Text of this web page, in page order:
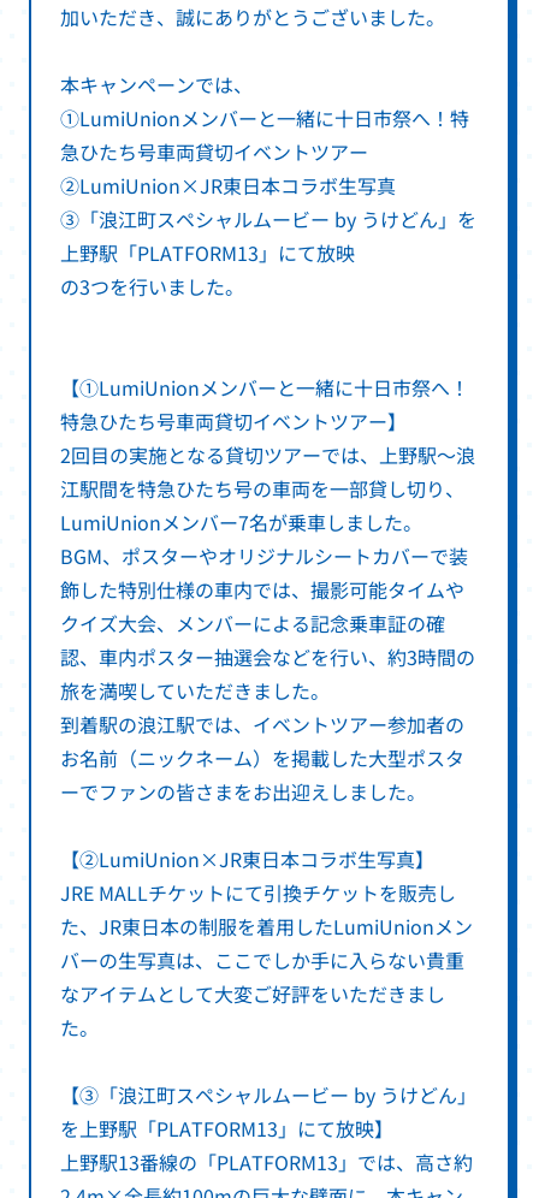
加いただき、誠にありがとうございました。
本キャンペーンでは、
①LumiUnionメンバーと一緒に十日市祭へ！特
急ひたち号車両貸切イベントツアー
②LumiUnion×JR東日本コラボ生写真
③「浪江町スペシャルムービー by うけどん」を
上野駅「PLATFORM13」にて放映
の3つを行いました。
【①LumiUnionメンバーと一緒に十日市祭へ！
特急ひたち号車両貸切イベントツアー】
2回目の実施となる貸切ツアーでは、上野駅～浪
江駅間を特急ひたち号の車両を一部貸し切り、
LumiUnionメンバー7名が乗車しました。
BGM、ポスターやオリジナルシートカバーで装
飾した特別仕様の車内では、撮影可能タイムや
クイズ大会、メンバーによる記念乗車証の確
認、車内ポスター抽選会などを行い、約3時間の
旅を満喫していただきました。
到着駅の浪江駅では、イベントツアー参加者の
お名前（ニックネーム）を掲載した大型ポスタ
ーでファンの皆さまをお出迎えしました。
【②LumiUnion×JR東日本コラボ生写真】
JRE MALLチケットにて引換チケットを販売し
た、JR東日本の制服を着用したLumiUnionメン
バーの生写真は、ここでしか手に入らない貴重
なアイテムとして大変ご好評をいただきまし
た。
【③「浪江町スペシャルムービー by うけどん」
を上野駅「PLATFORM13」にて放映】
上野駅13番線の「PLATFORM13」では、高さ約